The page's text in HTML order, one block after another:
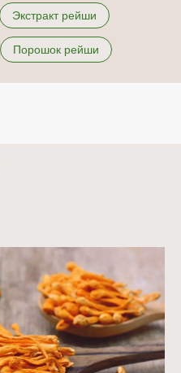
Экстракт рейши
Порошок рейши